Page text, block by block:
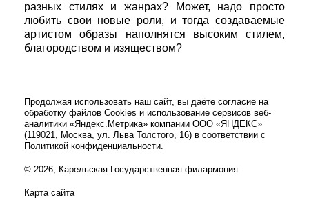
разных стилях и жанрах? Может, надо просто
любить свои новые роли, и тогда создаваемые
артистом образы наполнятся высоким стилем,
благородством и изяществом?
Продолжая использовать наш сайт, вы даёте согласие на
обработку файлов Cookies и использование сервисов веб-
аналитики «Яндекс.Метрика» компании ООО «ЯНДЕКС»
(119021, Москва, ул. Льва Толстого, 16) в соответствии с
Политикой конфиденциальности.
© 2026, Карельская Государственная филармония
Карта сайта